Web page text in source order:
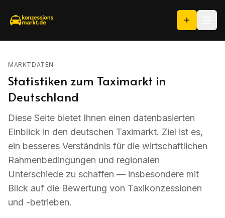
MARKTDATEN
Statistiken zum Taximarkt in
Deutschland
Diese Seite bietet Ihnen einen datenbasierten
Einblick in den deutschen Taximarkt. Ziel ist es,
ein besseres Verständnis für die wirtschaftlichen
Rahmenbedingungen und regionalen
Unterschiede zu schaffen — insbesondere mit
Blick auf die Bewertung von Taxikonzessionen
und -betrieben.